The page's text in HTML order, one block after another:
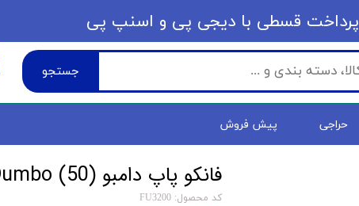
جستجو
​​پرداخت قسطی با دیجی پی ​​​​​​​و اسنپ پی
حراجی پیش فروش
فانکو پاپ دامبو Dumbo (50)
کد محصول: FU3200